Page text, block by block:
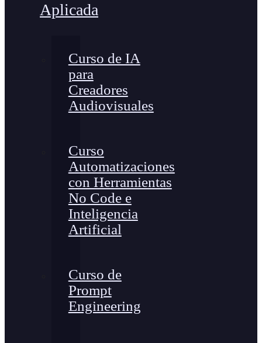
Aplicada
Curso de IA
para
Creadores
Audiovisuales
Curso
Automatizaciones
con Herramientas
No Code e
Inteligencia
Artificial
Curso de
Prompt
Engineering